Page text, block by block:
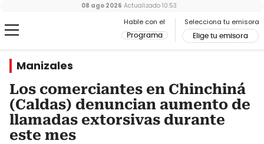
Hable con el
Programa
Selecciona tu emisora
Elige tu emisora
08 ago 2026 Actualizado 10:53
Manizales
Los comerciantes en Chinchiná
(Caldas) denuncian aumento de
llamadas extorsivas durante
este mes